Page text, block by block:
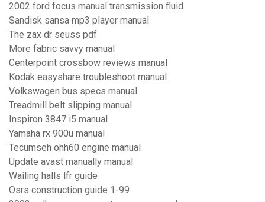
2002 ford focus manual transmission fluid
Sandisk sansa mp3 player manual
The zax dr seuss pdf
More fabric savvy manual
Centerpoint crossbow reviews manual
Kodak easyshare troubleshoot manual
Volkswagen bus specs manual
Treadmill belt slipping manual
Inspiron 3847 i5 manual
Yamaha rx 900u manual
Tecumseh ohh60 engine manual
Update avast manually manual
Wailing halls lfr guide
Osrs construction guide 1-99